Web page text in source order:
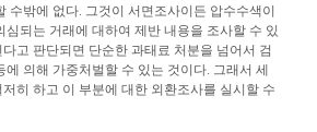
수밖에 없다. 그것이 서면조사이든 압수수색이
심되는 거래에 대하여 제반 내용을 조사할 수 있
고 판단되면 단순한 과태료 처분을 넘어서 검
에 의해 가중처벌할 수 있는 것이다. 그래서 세
히 하고 이 부분에 대한 외환조사를 실시할 수